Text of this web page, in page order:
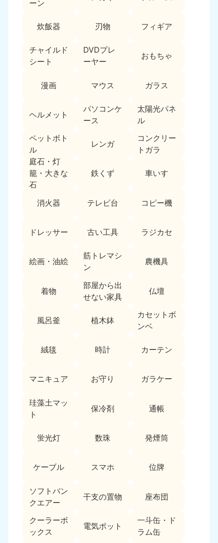
ーン
炊飯器 刃物 フィギア
チャイルド
シート
DVDプレ
ーヤー
おもちゃ
漫画 マウス ガラス
ヘルメット
パソコンケ
ース
太陽光パネ
ル
ペットボト
ル
レンガ
コンクリー
トガラ
庭石・灯
籠・大きな
石
鉄くず 車いす
消火器 テレビ台 コピー機
ドレッサー 古い工具 ラジカセ
絵画・油絵
筋トレマシ
ン
農機具
着物
部屋から出
せない家具
仏壇
風呂釜 植木鉢
カセットボ
ンベ
絨毯 時計 カーテン
マニキュア お守り ガラケー
珪藻土マッ
ト
保冷剤 通帳
蛍光灯 数珠 発煙筒
ケーブル スマホ 位牌
ソフトバン
クエアー
干支の置物 座布団
クーラーボ
ックス
電気ポット
一斗缶・ド
ラム缶
奈良県
050-1881-5249
三重県
050-1881-5254
滋賀県
9:00〜19:00 年中無休 9:00〜19:00 年中無休
050-1881-5248
中国
岡山県
050-1881-5146
9:00〜19:00 年中無休
山口県
050-1880-9900
9:00〜19:00 年中無休 9:00〜19:00 年中無休
島根県
050-1881-5145
四国
香川県
050-1880-9899
徳島県
050-1880-9898
9:00〜19:00 年中無休 9:00〜19:00 年中無休
9:00〜19:00 年中無休 9:00〜19:00 年中無休
長崎県
050-1880-9891
鹿児島県
050-1880-9889
大分県
050-1880-9893
9:00〜19:00 年中無休
050-1880-9890
9:00〜19:00 年中無休